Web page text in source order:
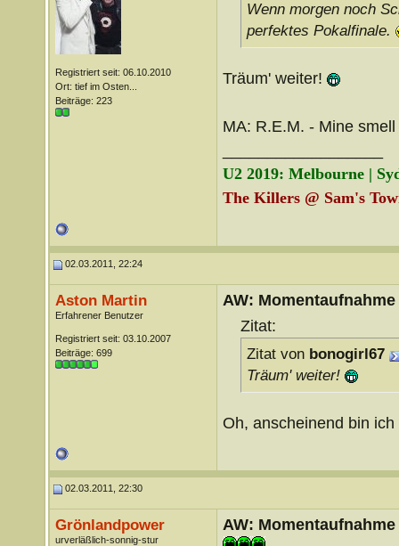
Registriert seit: 06.10.2010
Ort: tief im Osten...
Beiträge: 223
Wenn morgen noch
perfektes Pokalfinale.
Träum' weiter!
MA: R.E.M. - Mine
U2 2019: Melbourne |
The Killers @ Sam's
02.03.2011, 22:24
Aston Martin
Erfahrener Benutzer
Registriert seit: 03.10.2007
Beiträge: 699
AW: Momentaufnahme
Zitat:
Zitat von bonogirl67
Träum' weiter!
Oh, anscheinend bin
02.03.2011, 22:30
Grönlandpower
urverläßlich-sonnig-stur
AW: Momentaufnahme